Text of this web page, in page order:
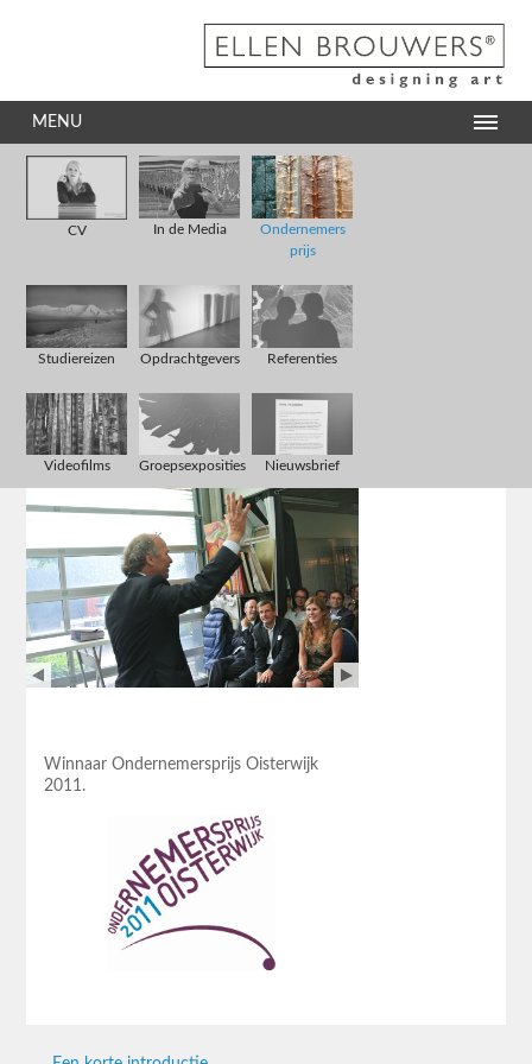
MENU
CV In de Media
Ondernemers
prijs
Studiereizen Opdrachtgevers Referenties
Videofilms Groepsexposities Nieuwsbrief
Winnaar Ondernemersprijs Oisterwijk
2011.